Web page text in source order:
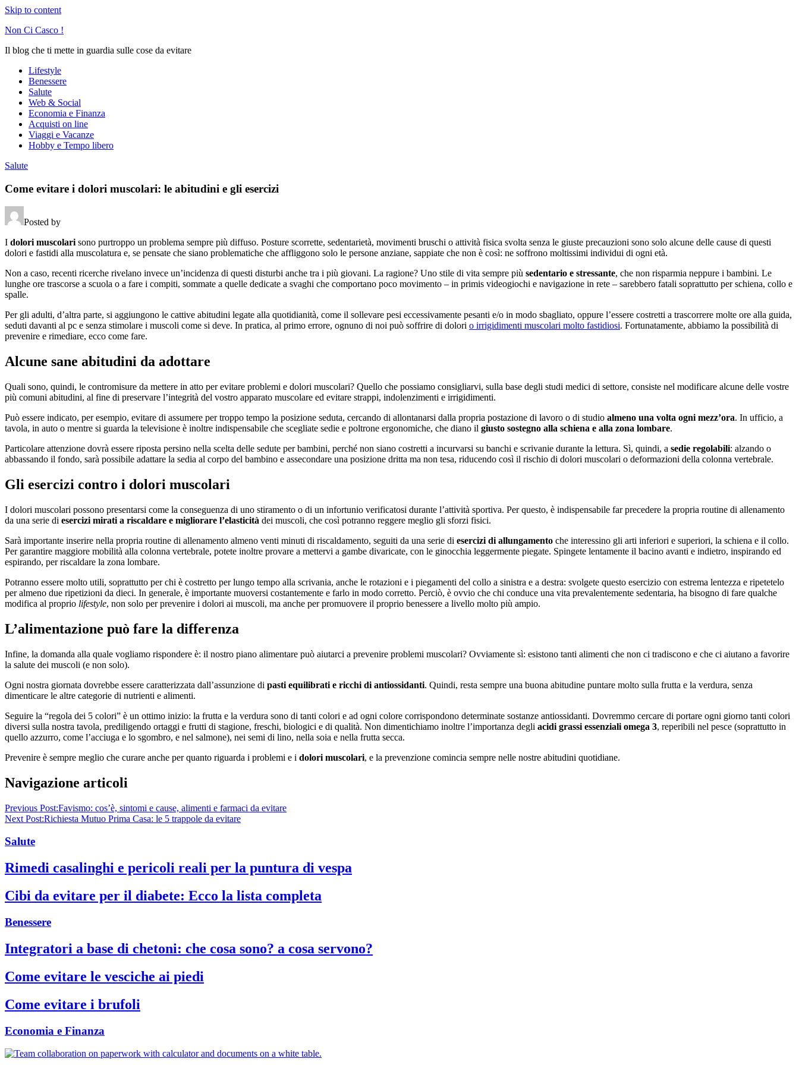
Skip to content
Non Ci Casco !
Il blog che ti mette in guardia sulle cose da evitare
Lifestyle
Benessere
Salute
Web & Social
Economia e Finanza
Acquisti on line
Viaggi e Vacanze
Hobby e Tempo libero
Salute
Come evitare i dolori muscolari: le abitudini e gli esercizi
Posted by
I dolori muscolarisono purtroppo un problema sempre più diffuso. Posture scorrette, sedentarietà, movimenti bruschi o attività fisica svolta senza le giuste precauzioni sono solo alcune delle cause di questi
dolori e fastidi alla muscolatura e, se pensate che siano problematiche che affliggono solo le persone anziane, sappiate che non è così: ne soffrono moltissimi individui di ogni età.
Non a caso, recenti ricerche rivelano invece un’incidenza di questi disturbi anche tra i più giovani. La ragione? Uno stile di vita sempre più sedentario e stressante, che non risparmia neppure i bambini. Le
lunghe ore trascorse a scuola o a fare i compiti, sommate a quelle dedicate a svaghi che comportano poco movimento – in primis videogiochi e navigazione in rete – sarebbero fatali soprattutto per schiena, collo e
spalle.
Per gli adulti, d’altra parte, si aggiungono le cattive abitudini legate alla quotidianità, come il sollevare pesi eccessivamente pesanti e/o in modo sbagliato, oppure l’essere costretti a trascorrere molte ore alla guida,
seduti davanti al pc e senza stimolare i muscoli come si deve. In pratica, al primo errore, ognuno di noi può soffrire di dolori o irrigidimenti muscolari molto fastidiosi. Fortunatamente, abbiamo la possibilità di
prevenire e rimediare, ecco come fare.
Alcune sane abitudini da adottare
Quali sono, quindi, le contromisure da mettere in atto per evitare problemi e dolori muscolari? Quello che possiamo consigliarvi, sulla base degli studi medici di settore, consiste nel modificare alcune delle vostre
più comuni abitudini, al fine di preservare l’integrità del vostro apparato muscolare ed evitare strappi, indolenzimenti e irrigidimenti.
Può essere indicato, per esempio, evitare di assumere per troppo tempo la posizione seduta, cercando di allontanarsi dalla propria postazione di lavoro o di studio almeno una volta ogni mezz’ora. In ufficio, a
tavola, in auto o mentre si guarda la televisione è inoltre indispensabile che scegliate sedie e poltrone ergonomiche, che diano il giusto sostegno alla schiena e alla zona lombare.
Particolare attenzione dovrà essere riposta persino nella scelta delle sedute per bambini, perché non siano costretti a incurvarsi su banchi e scrivanie durante la lettura. Sì, quindi, a sedie regolabili: alzando o
abbassando il fondo, sarà possibile adattare la sedia al corpo del bambino e assecondare una posizione dritta ma non tesa, riducendo così il rischio di dolori muscolari o deformazioni della colonna vertebrale.
Gli esercizi contro i dolori muscolari
I dolori muscolari possono presentarsi come la conseguenza di uno stiramento o di un infortunio verificatosi durante l’attività sportiva. Per questo, è indispensabile far precedere la propria routine di allenamento
da una serie di esercizi mirati a riscaldare e migliorare l’elasticità dei muscoli, che così potranno reggere meglio gli sforzi fisici.
Sarà importante inserire nella propria routine di allenamento almeno venti minuti di riscaldamento, seguiti da una serie di esercizi di allungamento che interessino gli arti inferiori e superiori, la schiena e il collo.
Per garantire maggiore mobilità alla colonna vertebrale, potete inoltre provare a mettervi a gambe divaricate, con le ginocchia leggermente piegate. Spingete lentamente il bacino avanti e indietro, inspirando ed
espirando, per riscaldare la zona lombare.
Potranno essere molto utili, soprattutto per chi è costretto per lungo tempo alla scrivania, anche le rotazioni e i piegamenti del collo a sinistra e a destra: svolgete questo esercizio con estrema lentezza e ripetetelo
per almeno due ripetizioni da dieci. In generale, è importante muoversi costantemente e farlo in modo corretto. Perciò, è ovvio che chi conduce una vita prevalentemente sedentaria, ha bisogno di fare qualche
modifica al proprio lifestyle, non solo per prevenire i dolori ai muscoli, ma anche per promuovere il proprio benessere a livello molto più ampio.
L’alimentazione può fare la differenza
Infine, la domanda alla quale vogliamo rispondere è: il nostro piano alimentare può aiutarci a prevenire problemi muscolari? Ovviamente sì: esistono tanti alimenti che non ci tradiscono e che ci aiutano a favorire
la salute dei muscoli (e non solo).
Ogni nostra giornata dovrebbe essere caratterizzata dall’assunzione di pasti equilibrati e ricchi di antiossidanti. Quindi, resta sempre una buona abitudine puntare molto sulla frutta e la verdura, senza
dimenticare le altre categorie di nutrienti e alimenti.
Seguire la “regola dei 5 colori” è un ottimo inizio: la frutta e la verdura sono di tanti colori e ad ogni colore corrispondono determinate sostanze antiossidanti. Dovremmo cercare di portare ogni giorno tanti colori
diversi sulla nostra tavola, prediligendo ortaggi e frutti di stagione, freschi, biologici e di qualità. Non dimentichiamo inoltre l’importanza degli acidi grassi essenziali omega 3, reperibili nel pesce (soprattutto in
quello azzurro, come l’acciuga e lo sgombro, e nel salmone), nei semi di lino, nella soia e nella frutta secca.
Prevenire è sempre meglio che curare anche per quanto riguarda i problemi e i dolori muscolari, e la prevenzione comincia sempre nelle nostre abitudini quotidiane.
Navigazione articoli
Previous Post:Favismo: cos’è, sintomi e cause, alimenti e farmaci da evitare
Next Post:Richiesta Mutuo Prima Casa: le 5 trappole da evitare
Salute
Rimedi casalinghi e pericoli reali per la puntura di vespa
Cibi da evitare per il diabete: Ecco la lista completa
Benessere
Integratori a base di chetoni: che cosa sono? a cosa servono?
Come evitare le vesciche ai piedi
Come evitare i brufoli
Economia e Finanza